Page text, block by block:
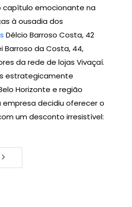
capítulo emocionante na
à ousadia dos
Délcio Barroso Costa, 42
Barroso da Costa, 44,
da rede de lojas Vivaçaí.
estrategicamente
Horizonte e região
decidiu oferecer o
um desconto irresistível: